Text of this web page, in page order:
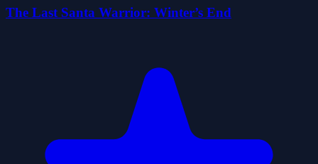
The Last Santa Warrior: Winter’s End